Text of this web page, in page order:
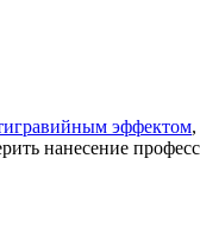
эффектом
нанесение